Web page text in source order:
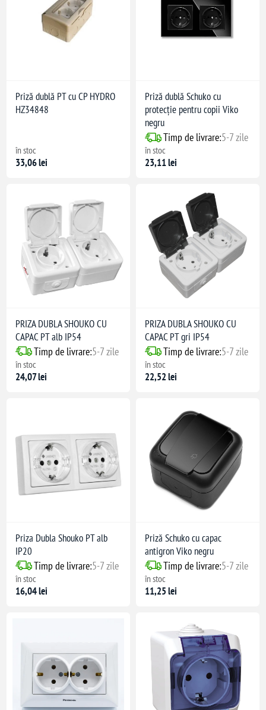
Priză dublă PT cu CP HYDRO
HZ34848
în stoc
33,06 lei
Priză dublă Schuko cu
protecție pentru copii Viko
negru
Timp de livrare:5-7 zile
în stoc
23,11 lei
PRIZA DUBLA SHOUKO CU
CAPAC PT alb IP54
Timp de livrare:5-7 zile
în stoc
24,07 lei
PRIZA DUBLA SHOUKO CU
CAPAC PT gri IP54
Timp de livrare:5-7 zile
în stoc
22,52 lei
Priza Dubla Shouko PT alb
IP20
Timp de livrare:5-7 zile
în stoc
16,04 lei
Priză Schuko cu capac
antigron Viko negru
Timp de livrare:5-7 zile
în stoc
11,25 lei